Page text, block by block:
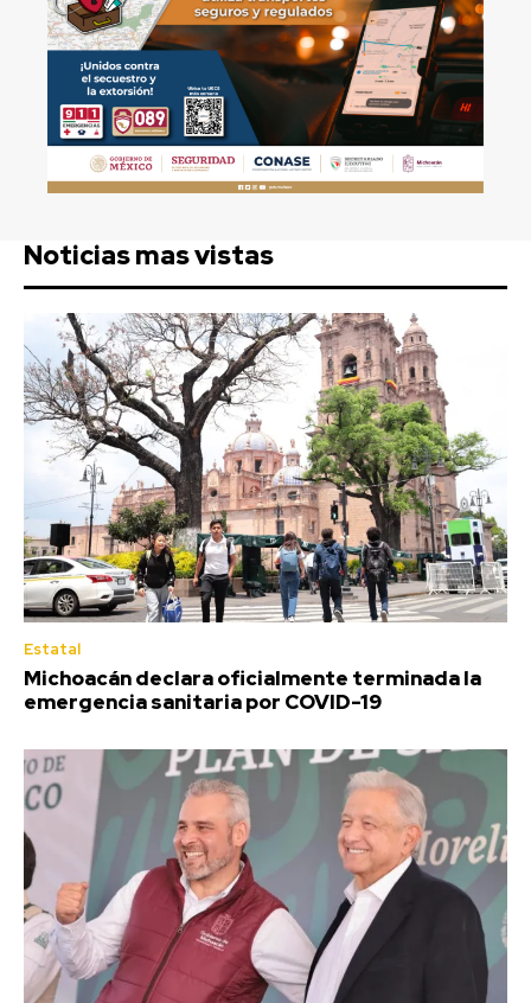
Noticias mas vistas
Estatal
Michoacán declara oficialmente terminada la
emergencia sanitaria por COVID-19